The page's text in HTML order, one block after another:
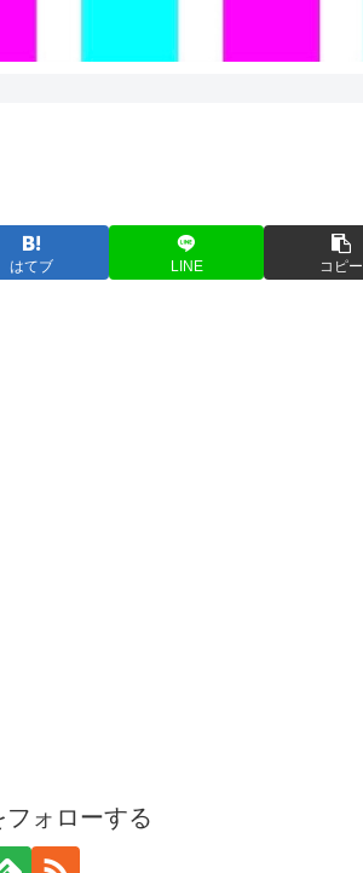
はてブ LINE コピー
ォローする